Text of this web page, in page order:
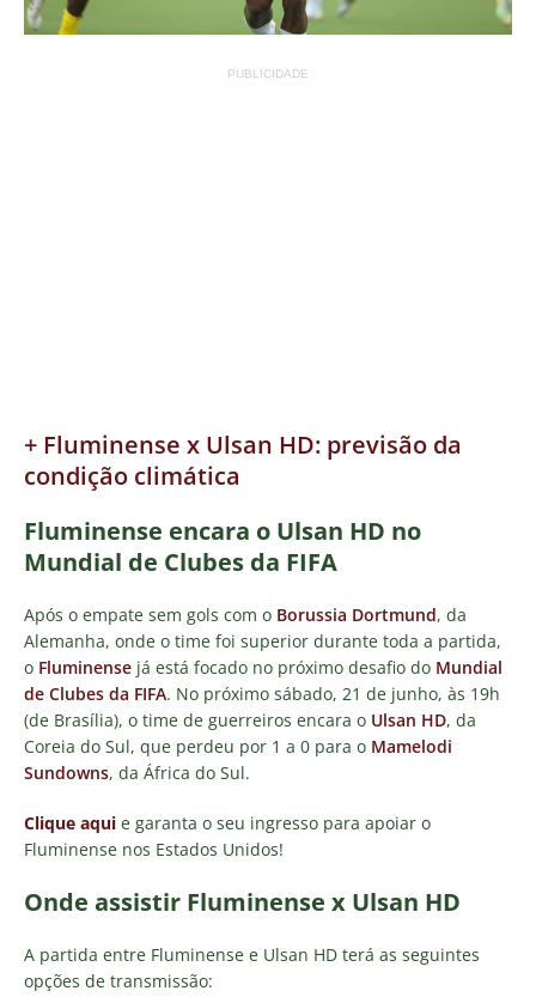
PUBLICIDADE
+ Fluminense x Ulsan HD: previsão da
condição climática
Fluminense encara o Ulsan HD no
Mundial de Clubes da FIFA
Após o empate sem gols com o Borussia Dortmund, da
Alemanha, onde o time foi superior durante toda a partida,
o Fluminense já está focado no próximo desafio do Mundial
de Clubes da FIFA. No próximo sábado, 21 de junho, às 19h
(de Brasília), o time de guerreiros encara o Ulsan HD, da
Coreia do Sul, que perdeu por 1 a 0 para o Mamelodi
Sundowns, da África do Sul.
Clique aqui e garanta o seu ingresso para apoiar o
Fluminense nos Estados Unidos!
Onde assistir Fluminense x Ulsan HD
A partida entre Fluminense e Ulsan HD terá as seguintes
opções de transmissão: